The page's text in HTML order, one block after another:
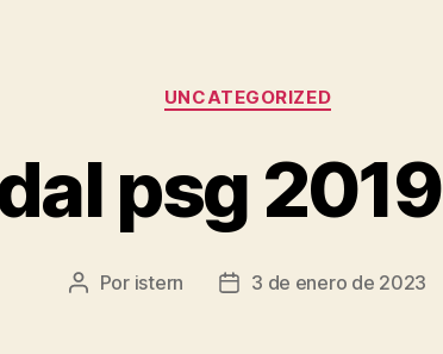
Categorías
UNCATEGORIZED
psg
Autor
Por istern
Fecha3 de enero de 2023